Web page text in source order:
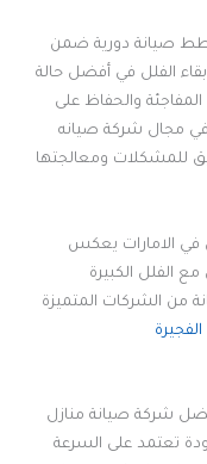
صيانة دورية ضمن
الفلل في أفضل حالة
والحفاظ على
في مجال شركة صيانه
للمشكلات ومعالجتها
في الامارات يعكس
الفلل الكبيرة
من الشركات المتميزة
شركة صيانة منازل
تعتمد على السرعة